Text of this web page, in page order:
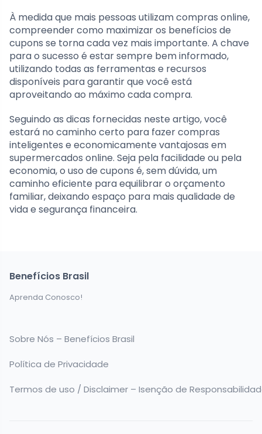
À medida que mais pessoas utilizam compras online,
compreender como maximizar os benefícios de
cupons se torna cada vez mais importante. A chave
para o sucesso é estar sempre bem informado,
utilizando todas as ferramentas e recursos
disponíveis para garantir que você está
aproveitando ao máximo cada compra.
Seguindo as dicas fornecidas neste artigo, você
estará no caminho certo para fazer compras
inteligentes e economicamente vantajosas em
supermercados online. Seja pela facilidade ou pela
economia, o uso de cupons é, sem dúvida, um
caminho eficiente para equilibrar o orçamento
familiar, deixando espaço para mais qualidade de
vida e segurança financeira.
Benefícios Brasil
Aprenda Conosco!
Sobre Nós – Benefícios Brasil
Política de Privacidade
Termos de uso / Disclaimer – Isenção de